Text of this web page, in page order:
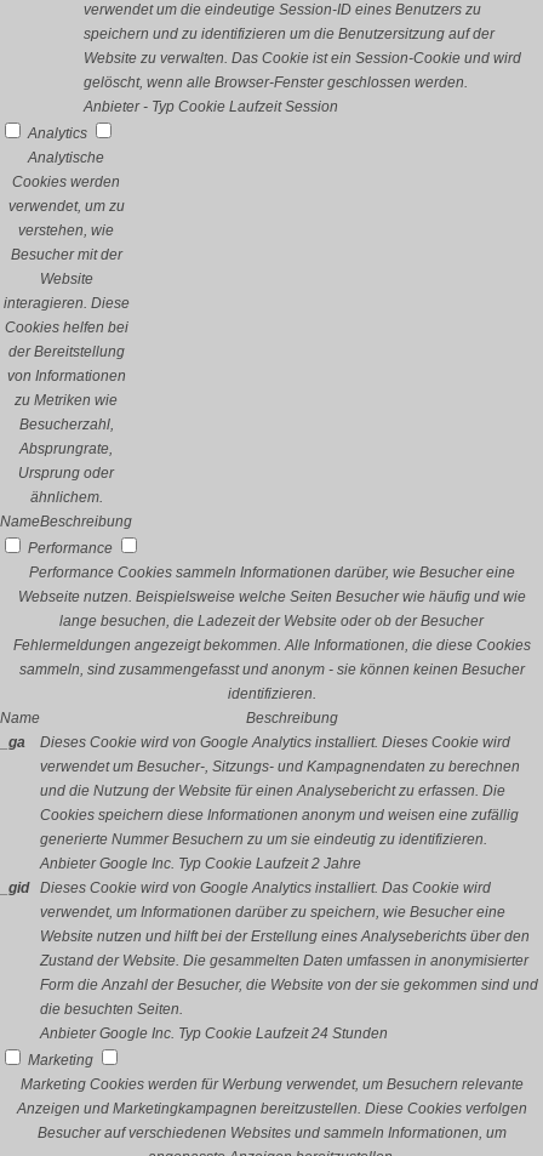
verwendet um die eindeutige Session-ID eines Benutzers zu
speichern und zu identifizieren um die Benutzersitzung auf der
Website zu verwalten. Das Cookie ist ein Session-Cookie und wird
gelöscht, wenn alle Browser-Fenster geschlossen werden.
Anbieter - Typ Cookie Laufzeit Session
Analytics
Analytische
Cookies werden
verwendet, um zu
verstehen, wie
Besucher mit der
Website
interagieren. Diese
Cookies helfen bei
der Bereitstellung
von Informationen
zu Metriken wie
Besucherzahl,
Absprungrate,
Ursprung oder
ähnlichem.
NameBeschreibung
Performance
Performance Cookies sammeln Informationen darüber, wie Besucher eine
Webseite nutzen. Beispielsweise welche Seiten Besucher wie häufig und wie
lange besuchen, die Ladezeit der Website oder ob der Besucher
Fehlermeldungen angezeigt bekommen. Alle Informationen, die diese Cookies
sammeln, sind zusammengefasst und anonym - sie können keinen Besucher
identifizieren.
Name
Beschreibung
_ga
Dieses Cookie wird von Google Analytics installiert. Dieses Cookie wird
verwendet um Besucher-, Sitzungs- und Kampagnendaten zu berechnen
und die Nutzung der Website für einen Analysebericht zu erfassen. Die
Cookies speichern diese Informationen anonym und weisen eine zufällig
generierte Nummer Besuchern zu um sie eindeutig zu identifizieren.
Anbieter Google Inc. Typ Cookie Laufzeit 2 Jahre
_gid
Dieses Cookie wird von Google Analytics installiert. Das Cookie wird
verwendet, um Informationen darüber zu speichern, wie Besucher eine
Website nutzen und hilft bei der Erstellung eines Analyseberichts über den
Zustand der Website. Die gesammelten Daten umfassen in anonymisierter
Form die Anzahl der Besucher, die Website von der sie gekommen sind und
die besuchten Seiten.
Anbieter Google Inc. Typ Cookie Laufzeit 24 Stunden
Marketing
Marketing Cookies werden für Werbung verwendet, um Besuchern relevante
Anzeigen und Marketingkampagnen bereitzustellen. Diese Cookies verfolgen
Besucher auf verschiedenen Websites und sammeln Informationen, um